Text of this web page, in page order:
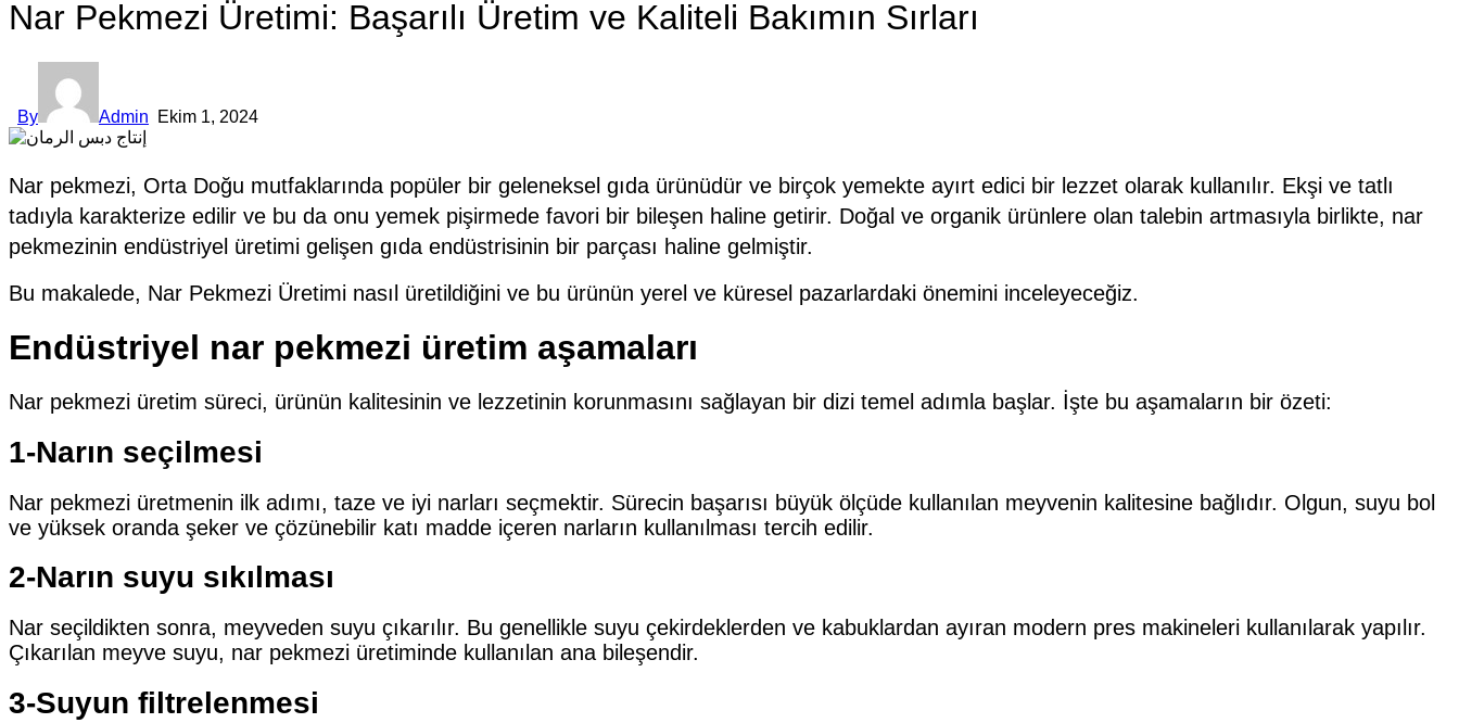
Nar Pekmezi Üretimi: Başarılı Üretim ve Kaliteli Bakımın Sırları
By Admin Ekim 1, 2024
Nar pekmezi, Orta Doğu mutfaklarında popüler bir geleneksel gıda ürünüdür ve birçok yemekte ayırt edici bir lezzet olarak kullanılır. Ekşi ve tatlı
tadıyla karakterize edilir ve bu da onu yemek pişirmede favori bir bileşen haline getirir. Doğal ve organik ürünlere olan talebin artmasıyla birlikte, nar
pekmezinin endüstriyel üretimi gelişen gıda endüstrisinin bir parçası haline gelmiştir.
Bu makalede, Nar Pekmezi Üretimi nasıl üretildiğini ve bu ürünün yerel ve küresel pazarlardaki önemini inceleyeceğiz.
Endüstriyel nar pekmezi üretim aşamaları
Nar pekmezi üretim süreci, ürünün kalitesinin ve lezzetinin korunmasını sağlayan bir dizi temel adımla başlar. İşte bu aşamaların bir özeti:
1-Narın seçilmesi
Nar pekmezi üretmenin ilk adımı, taze ve iyi narları seçmektir. Sürecin başarısı büyük ölçüde kullanılan meyvenin kalitesine bağlıdır. Olgun, suyu bol
ve yüksek oranda şeker ve çözünebilir katı madde içeren narların kullanılması tercih edilir.
2-Narın suyu sıkılması
Nar seçildikten sonra, meyveden suyu çıkarılır. Bu genellikle suyu çekirdeklerden ve kabuklardan ayıran modern pres makineleri kullanılarak yapılır.
Çıkarılan meyve suyu, nar pekmezi üretiminde kullanılan ana bileşendir.
3-Suyun filtrelenmesi